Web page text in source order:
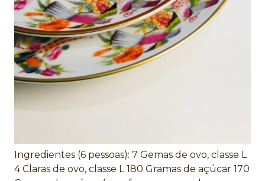
Ingredientes (6 pessoas): 7 Gemas de ovo, classe L
4 Claras de ovo, classe L 180 Gramas de açúcar 170